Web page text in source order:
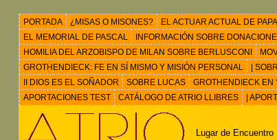
PORTADA ¿MISAS O MISONES? EL ACTUAR ACTUAL DE
EL MEMORIAL DE PASCAL
INFORMACIÓN SOBRE
HOMILIA DEL ARZOBISPO DE MILAN SOBRE BERLUSCONI
GROTHENDIECK: FE EN SÍ MISMO Y MISIÓN PERSONAL
|
II DIOS ES EL SOÑADOR
SOBRE LUCAS GROTHENDIECK EN
APORTACIONES TEST
CATÁLOGO DE ATRIO LLIBRES |
Lugar de Encuentro